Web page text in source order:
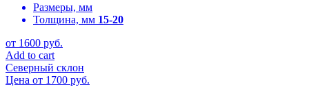
Размеры, мм
Толщина, мм 15-20
от 1600 руб.
Add to cart
Северный склон
Цена от 1700 руб.